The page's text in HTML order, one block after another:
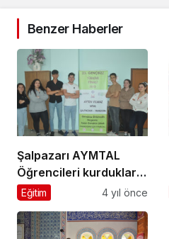
Benzer Haberler
Şalpazarı AYMTAL
Öğrencileri kurdukları
Classify Dijital Eğitim
başarıya imza attı
Eğitim 4 yıl önce